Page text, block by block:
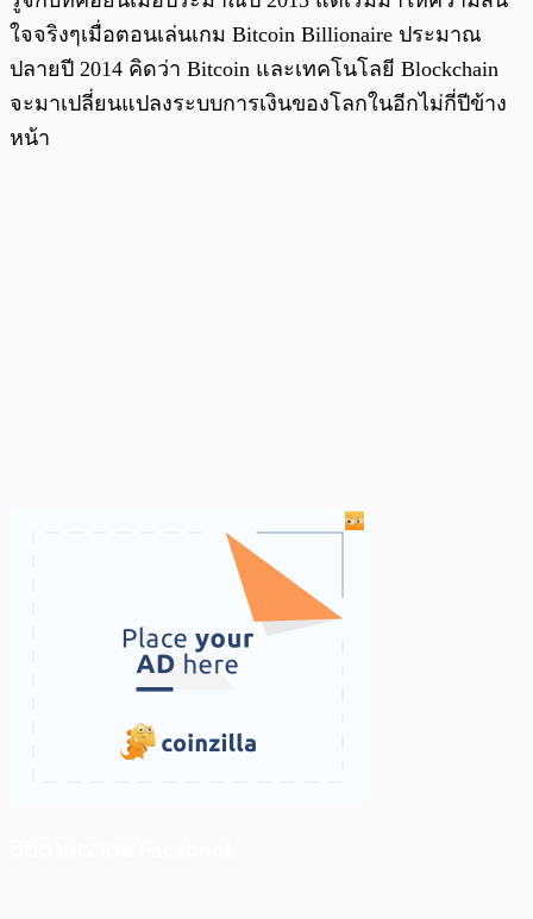
ใจจริงๆเมื่อตอนเล่นเกม Bitcoin Billionaire ประมาณ
ปลายปี 2014 คิดว่า Bitcoin และเทคโนโลยี Blockchain
จะมาเปลี่ยนแปลงระบบการเงินของโลกในอีกไม่กี่ปีข้าง
หน้า